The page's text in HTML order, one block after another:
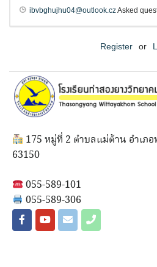
ibvbghujhu04@outlook.czAsked
Register or
175 หมู่ที่ 2 ตำบลแม่ต้าน อำเภ
63150
055-589-101
055-589-306